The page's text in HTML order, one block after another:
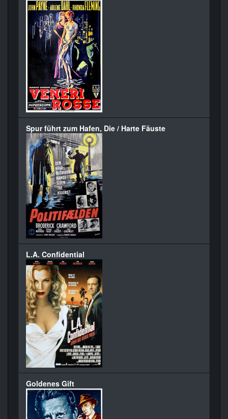
Spur führt zum Hafen, Die / Harte Fäuste
L.A. Confidential
Goldenes Gift